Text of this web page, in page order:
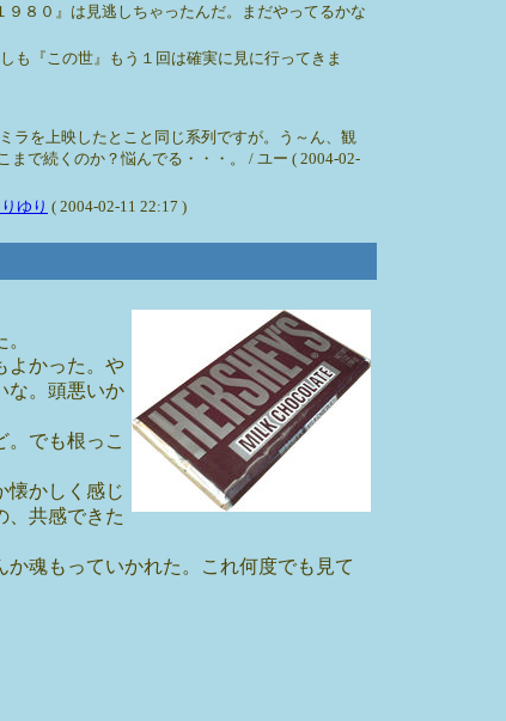
８０』は見逃しちゃったんだ。まだやってるかな
も『この世』もう１回は確実に見に行ってきま
ラを上映したとこと同じ系列ですが。う～ん、観
で続くのか？悩んでる・・・。 / ユー ( 2004-02-
ゆり ( 2004-02-11 22:17 )
よかった。や
な。頭悪いか
でも根っこ
懐かしく感じ
、共感できた
魂もっていかれた。これ何度でも見て